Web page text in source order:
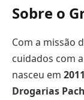
Sobre o
Com a missão
cuidados com
nasceu em 2011
Drogarias